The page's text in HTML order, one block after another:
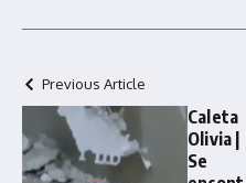
Previous Article
Caleta
Olivia |
Se